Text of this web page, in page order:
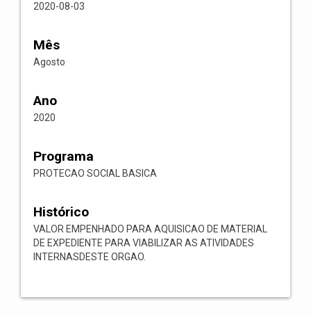
2020-08-03
Mês
Agosto
Ano
2020
Programa
PROTECAO SOCIAL BASICA
Histórico
VALOR EMPENHADO PARA AQUISICAO DE MATERIAL
DE EXPEDIENTE PARA VIABILIZAR AS ATIVIDADES
INTERNASDESTE ORGAO.